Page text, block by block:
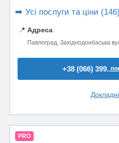
➡️ Усі послуги та ціни (146)
📍 Адреса
Павлоград, Західнодонбаська
+38 (066) 399..
PRO